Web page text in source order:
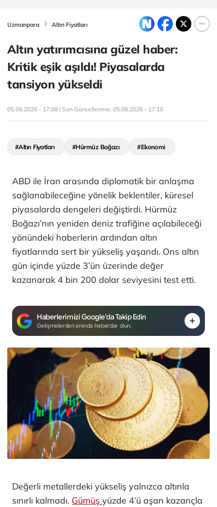
Uzmanpara Altın Fiyatları
Altın yatırımcısına güzel haber:
Kritik eşik aşıldı! Piyasalarda
tansiyon yükseldi
05.08.2026 - 17:08 | Son Güncellenme: 05.08.2026 - 17:10
#Altın Fiyatları #Hürmüz Boğazı #Ekonomi
ABD ile İran arasında diplomatik bir anlaşma
sağlanabileceğine yönelik beklentiler, küresel
piyasalarda dengeleri değiştirdi. Hürmüz
Boğazı’nın yeniden deniz trafiğine açılabileceği
yönündeki haberlerin ardından altın
fiyatlarında sert bir yükseliş yaşandı. Ons altın
gün içinde yüzde 3’ün üzerinde değer
kazanarak 4 bin 200 dolar seviyesini test etti.
Haberlerimizi Google'da Takip Edin
Gelişmelerden anında haberdar olun.
Değerli metallerdeki yükseliş yalnızca altınla
sınırlı kalmadı. Gümüş yüzde 4’ü aşan kazançla